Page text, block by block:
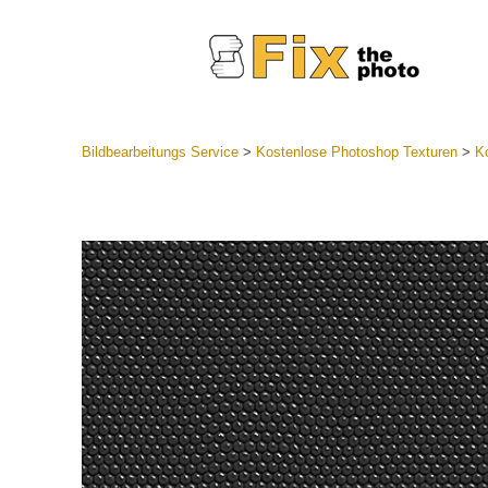
Günstige
Mobile
Bildbearbeitungs Service> Kostenlose Photoshop Texturen>